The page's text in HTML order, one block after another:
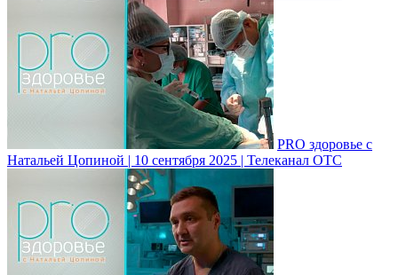
PRO здоровье с
Натальей Цопиной | 10 сентября 2025 | Телеканал ОТС